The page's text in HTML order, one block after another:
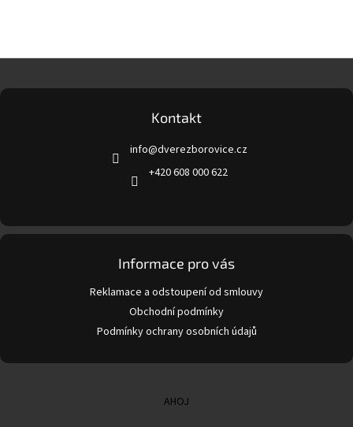
p
Kontakt
info@dverezborovice.cz
+420 608 000 622
Informace pro vás
Reklamace a odstoupení od smlouvy
Obchodní podmínky
Podmínky ochrany osobních údajů
AHOJ